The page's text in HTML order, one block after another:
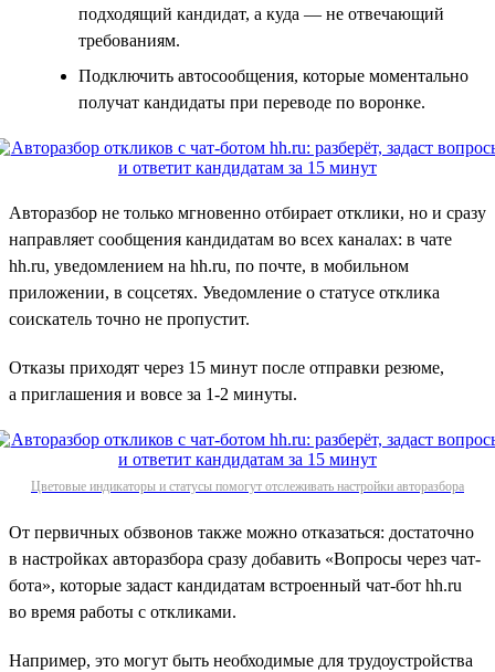
подходящий кандидат, а куда — не отвечающий
требованиям.
Подключить автосообщения, которые моментально
получат кандидаты при переводе по воронке.
Авторазбор не только мгновенно отбирает отклики, но и сразу
направляет сообщения кандидатам во всех каналах: в чате
hh.ru, уведомлением на hh.ru, по почте, в мобильном
приложении, в соцсетях. Уведомление о статусе отклика
соискатель точно не пропустит.
Отказы приходят через 15 минут после отправки резюме,
а приглашения и вовсе за 1‑2 минуты.
Цветовые индикаторы и статусы помогут отслеживать настройки авторазбора
От первичных обзвонов также можно отказаться: достаточно
в настройках авторазбора сразу добавить «Вопросы через чат-
бота», которые задаст кандидатам встроенный чат-бот hh.ru
во время работы с откликами.
Например, это могут быть необходимые для трудоустройства